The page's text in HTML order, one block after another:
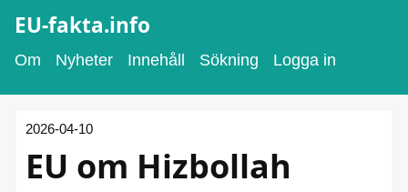
EU-fakta.info
Om Nyheter Innehåll Sökning Logga in
2026-04-10
EU om Hizbollah